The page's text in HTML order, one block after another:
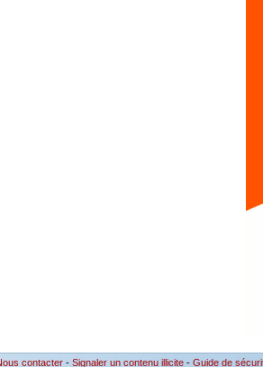
contacter - Signaler un contenu illicite - Guide de